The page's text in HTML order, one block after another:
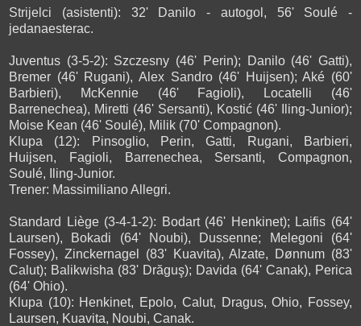
Strijelci (asistenti): 32' Danilo - autogol, 56' Soulé -
jedanaesterac.
Juventus (3-5-2): Szczesny (46' Perin); Danilo (46' Gatti),
Bremer (46' Rugani), Alex Sandro (46' Huijsen); Aké (60'
Barbieri), McKennie (46' Fagioli), Locatelli (46'
Barrenechea), Miretti (46' Sersanti), Kostić (46' Iling-Junior);
Moise Kean (46' Soulé), Milik (70' Compagnon).
Klupa (12): Pinsoglio, Perin, Gatti, Rugani, Barbieri,
Huijsen, Fagioli, Barrenechea, Sersanti, Compagnon,
Soulé, Iling-Junior.
Trener: Massimiliano Allegri.
Standard Liège (3-4-1-2): Bodart (46' Henkinet); Laifis (64'
Laursen), Bokadi (64' Noubi), Dussenne; Melegoni (64'
Fossey), Zinckernagel (83' Kuavita), Alzate, Dønnum (83'
Calut); Balikwisha (83' Drăguş); Davida (64' Canak), Perica
(64' Ohio).
Klupa (10): Henkinet, Epolo, Calut, Dragus, Ohio, Fossey,
Laursen, Kuavita, Noubi, Canak.